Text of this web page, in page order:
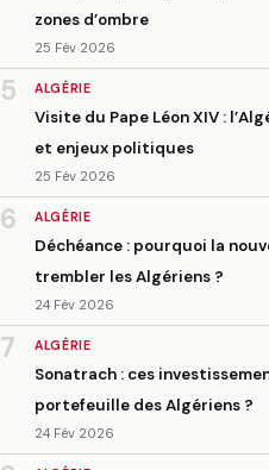
zones d’ombre
25 Fév 2026
5 ALGÉRIE
Visite du Pape Léon XIV :
et enjeux politiques
25 Fév 2026
6 ALGÉRIE
Déchéance : pourquoi la
trembler les Algériens ?
24 Fév 2026
7 ALGÉRIE
Sonatrach : ces
portefeuille des Algériens ?
24 Fév 2026